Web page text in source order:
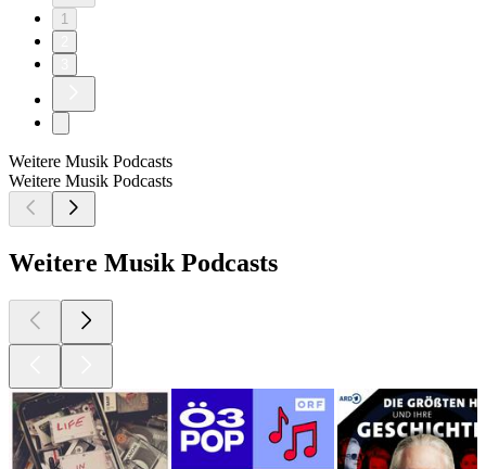
1
Weitere Musik Podcasts
Weitere Musik Podcasts
Weitere Musik Podcasts